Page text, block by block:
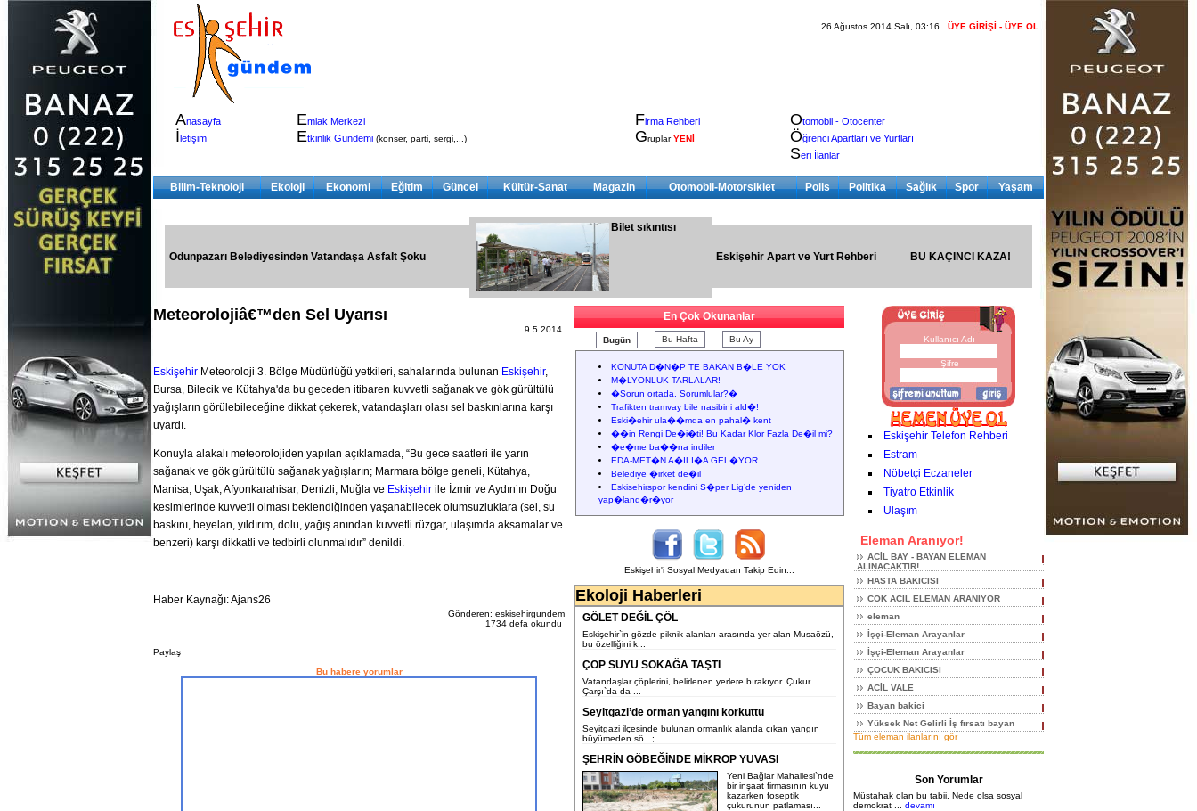
26 Ağustos 2014 Salı, 03:16 ÜYE GİRİŞİ - ÜYE OL
Anasayfa
İletişim
Emlak Merkezi
Etkinlik Gündemi (konser, parti, sergi,...)
Firma Rehberi
GruplarYENİ
Otomobil - Otocenter
Öğrenci Apartları ve Yurtları
Seri İlanlar
Bilim-Teknoloji Ekoloji Ekonomi Eğitim Güncel Kültür-Sanat Magazin Otomobil-Motorsiklet Polis Politika Sağlık Spor Yaşam
Odunpazarı Belediyesinden Vatandaşa Asfalt Şoku
Bilet sıkıntısı
Eskişehir Apart ve Yurt Rehberi BU KAÇINCI KAZA!
Meteorolojiâ€™den Sel Uyarısı
9.5.2014
Eskişehir Meteoroloji 3. Bölge Müdürlüğü yetkileri, sahalarında bulunan Eskişehir,
Bursa, Bilecik ve Kütahya'da bu geceden itibaren kuvvetli sağanak ve gök gürültülü
yağışların görülebileceğine dikkat çekerek, vatandaşları olası sel baskınlarına karşı
uyardı.
Konuyla alakalı meteorolojiden yapılan açıklamada, “Bu gece saatleri ile yarın
sağanak ve gök gürültülü sağanak yağışların; Marmara bölge geneli, Kütahya,
Manisa, Uşak, Afyonkarahisar, Denizli, Muğla ve Eskişehir ile İzmir ve Aydın’ın Doğu
kesimlerinde kuvvetli olması beklendiğinden yaşanabilecek olumsuzluklara (sel, su
baskını, heyelan, yıldırım, dolu, yağış anından kuvvetli rüzgar, ulaşımda aksamalar ve
benzeri) karşı dikkatli ve tedbirli olunmalıdır” denildi.
Haber Kaynağı: Ajans26
Gönderen: eskisehirgundem
1734 defa okundu
Paylaş
Bu habere yorumlar
En Çok Okunanlar
Bugün Bu Hafta Bu Ay
KONUTA D�N�P TE BAKAN B�LE YOK
M�LYONLUK TARLALAR!
�Sorun ortada, Sorumlular?�
Trafikten tramvay bile nasibini ald�!
Eski�ehir ula��mda en pahal� kent
��in Rengi De�i�ti! Bu Kadar Klor Fazla De�il mi?
�e�me ba��na indiler
EDA-MET�N A�ILI�A GEL�YOR
Belediye �irket de�il
Eskisehirspor kendini S�per Lig’de yeniden
yap�land�r�yor
Eskişehir'i Sosyal Medyadan Takip Edin...
Ekoloji Haberleri
GÖLET DEĞİL ÇÖL
Eskişehir`in gözde piknik alanları arasında yer alan Musaözü,
bu özelliğini k...
ÇÖP SUYU SOKAĞA TAŞTI
Vatandaşlar çöplerini, belirlenen yerlere bırakıyor. Çukur
Çarşı`da da ...
Seyitgazi’de orman yangını korkuttu
Seyitgazi ilçesinde bulunan ormanlık alanda çıkan yangın
büyümeden sö...;
ŞEHRİN GÖBEĞİNDE MİKROP YUVASI
Yeni Bağlar Mahallesi`nde
bir inşaat firmasının kuyu
kazarken foseptik
çukurunun patlaması...
Kullanıcı Adı
Şifre
Eskişehir Telefon Rehberi
Estram
Nöbetçi Eczaneler
Tiyatro Etkinlik
Ulaşım
Eleman Aranıyor!
ACİL BAY - BAYAN ELEMAN
ALINACAKTIR!
HASTA BAKICISI
COK ACIL ELEMAN ARANIYOR
eleman
İşçi-Eleman Arayanlar
İşçi-Eleman Arayanlar
ÇOCUK BAKICISI
ACİL VALE
Bayan bakici
Yüksek Net Gelirli İş fırsatı bayan
Tüm eleman ilanlarını gör
Son Yorumlar
Müstahak olan bu tabii. Nede olsa sosyal
demokrat ... devamı